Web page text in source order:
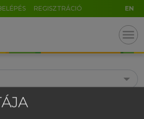
REGISZTRÁCIÓ EN
menu